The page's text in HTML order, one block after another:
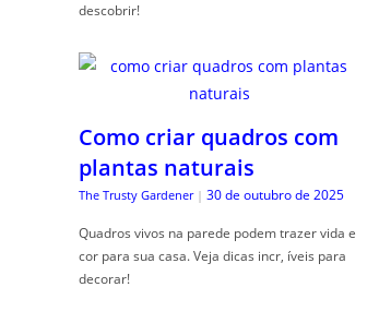
descobrir!
Como criar quadros com
plantas naturais
The Trusty Gardener | 30 de outubro de 2025
Quadros vivos na parede podem trazer vida e
cor para sua casa. Veja dicas incr, íveis para
decorar!